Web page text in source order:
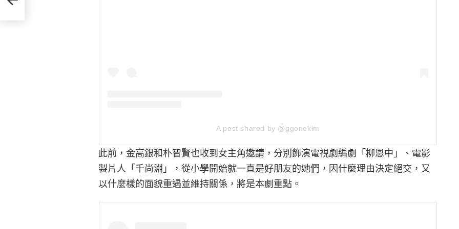
A post shared by @ggonekim
此前，金高銀和朴智賢也收到女主角邀請，分別飾演電視劇編劇「柳恩中」、電影
製片人「千尚淵」，從小學開始就一直是好朋友的她們，因什麼理由決定絕交，又
以什麼樣的面貌重遇並維持關係，將是本劇重點。